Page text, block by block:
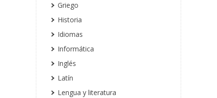
Griego
Historia
Idiomas
Informática
Inglés
Latín
Lengua y literatura